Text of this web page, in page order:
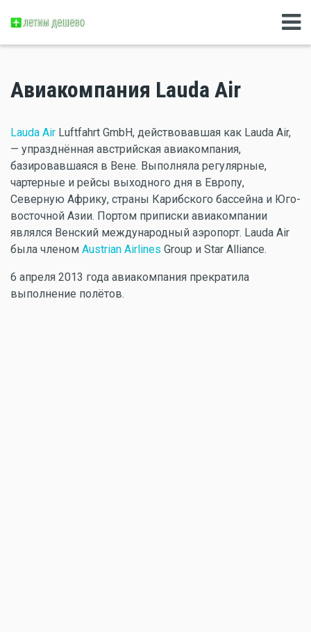
Авиакомпания Lauda Air
Lauda Air Luftfahrt GmbH, действовавшая как Lauda Air,
— упразднённая австрийская авиакомпания,
базировавшаяся в Вене. Выполняла регулярные,
чартерные и рейсы выходного дня в Европу,
Северную Африку, страны Карибского бассейна и Юго-
восточной Азии. Портом приписки авиакомпании
являлся Венский международный аэропорт. Lauda Air
была членом Austrian Airlines Group и Star Alliance.
6 апреля 2013 года авиакомпания прекратила
выполнение полётов.